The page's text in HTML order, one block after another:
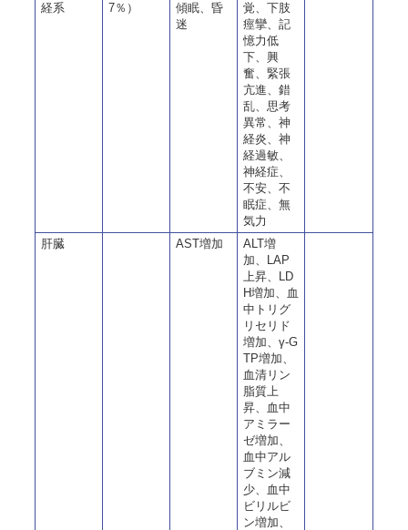
経系 7％）
傾眠、昏
迷
覚、下肢
痙攣、記
憶力低
下、興
奮、緊張
亢進、錯
乱、思考
異常、神
経炎、神
経過敏、
神経症、
不安、不
眠症、無
気力
肝臓
AST増加
ALT増
加、LAP
上昇、LD
H増加、血
中トリグ
リセリド
増加、γ-G
TP増加、
血清リン
脂質上
昇、血中
アミラー
ゼ増加、
血中アル
ブミン減
少、血中
ビリルビ
ン増加、